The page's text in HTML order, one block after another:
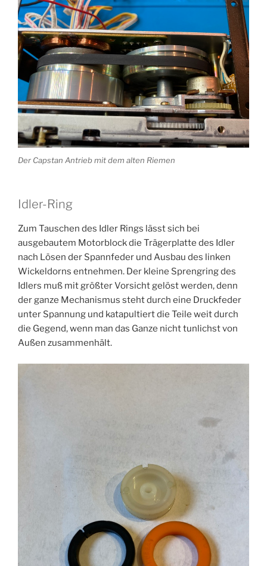
Der Capstan Antrieb mit dem alten Riemen
Idler-Ring
Zum Tauschen des Idler Rings lässt sich bei
ausgebautem Motorblock die Trägerplatte des Idler
nach Lösen der Spannfeder und Ausbau des linken
Wickeldorns entnehmen. Der kleine Sprengring des
Idlers muß mit größter Vorsicht gelöst werden, denn
der ganze Mechanismus steht durch eine Druckfeder
unter Spannung und katapultiert die Teile weit durch
die Gegend, wenn man das Ganze nicht tunlichst von
Außen zusammenhält.